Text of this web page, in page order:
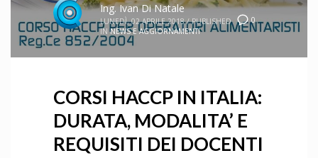
0
Ing. Ivan Di Natale
LUNEDÌ, 02 APRILE 2018 / PUBLISHED
IN NEWS E AGGIORNAMENTI
CORSI HACCP IN ITALIA:
DURATA, MODALITA’ E
REQUISITI DEI DOCENTI